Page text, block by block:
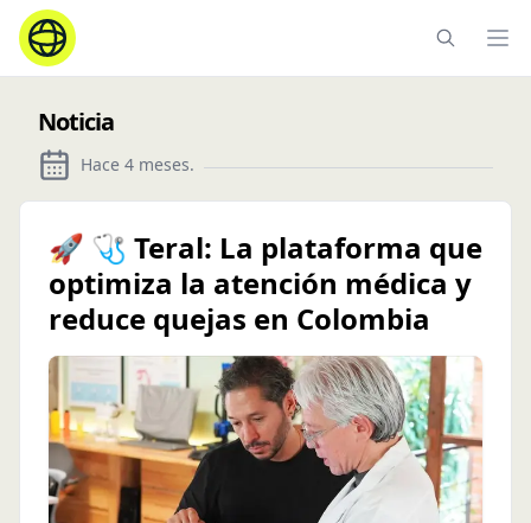
Noticia
Hace 4 meses.
🚀 🩺 Teral: La plataforma que
optimiza la atención médica y
reduce quejas en Colombia